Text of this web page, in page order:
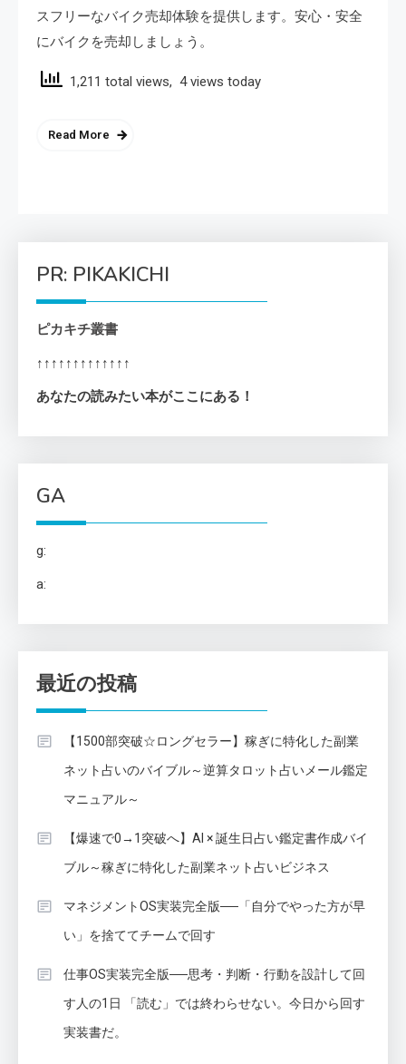
スフリーなバイク売却体験を提供します。安心・安全
にバイクを売却しましょう。
1,211 total views, 4 views today
Read More
PR: PIKAKICHI
ピカキチ叢書
↑↑↑↑↑↑↑↑↑↑↑↑↑
あなたの読みたい本がここにある！
GA
g:
a:
最近の投稿
【1500部突破☆ロングセラー】稼ぎに特化した副業
ネット占いのバイブル～逆算タロット占いメール鑑定
マニュアル～
【爆速で0→1突破へ】AI × 誕生日占い鑑定書作成バイ
ブル～稼ぎに特化した副業ネット占いビジネス
マネジメントOS実装完全版──「自分でやった方が早
い」を捨ててチームで回す
仕事OS実装完全版──思考・判断・行動を設計して回
す人の1日 「読む」では終わらせない。今日から回す
実装書だ。